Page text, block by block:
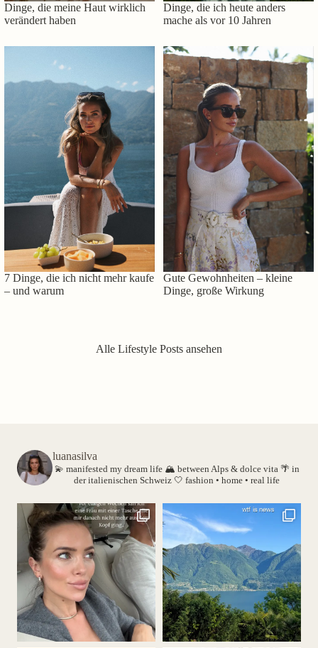
Dinge, die meine Haut wirklich
verändert haben
Dinge, die ich heute anders
mache als vor 10 Jahren
7 Dinge, die ich nicht mehr kaufe
– und warum
Gute Gewohnheiten – kleine
Dinge, große Wirkung
Alle Lifestyle Posts ansehen
luanasilva
💫 manifested my dream life 🏔️ between Alps & dolce vita 🌴 in
der italienischen Schweiz 🤍 fashion • home • real life